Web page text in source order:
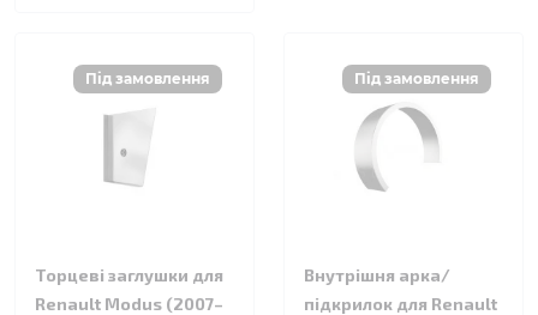
Торцеві заглушки для
Renault Modus (2007–
Внутрішня арка/
підкрилок для Renault